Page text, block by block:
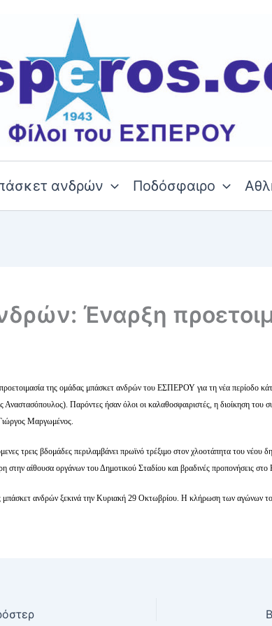
ανδρών Ποδόσφαιρο
Έναρξη
της ομάδας μπάσκετ ανδρών του ΕΣΠΕΡΟΥ για τη νέα περίοδο
Παρόντες ήσαν όλοι οι καλαθοσφαιριστές, η διοίκηση του
Μαργωμένος.
τρεις βδομάδες περιλαμβάνει πρωϊνό τρέξιμο στον χλοοτάπητα του νέου
στην αίθουσα οργάνων του Δημοτικού Σταδίου και βραδινές προπονήσεις
μπάσκετ ανδρών ξεκινά την Κυριακή 29 Οκτωβρίου. Η κλήρωση των αγώνων